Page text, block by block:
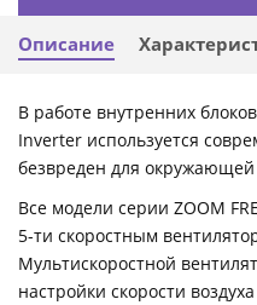
Описание
В работе внутренних
Inverter используется
безвреден для
Все модели серии ZOOM
5-ти скоростным
Мультискоростной
настройки скорости